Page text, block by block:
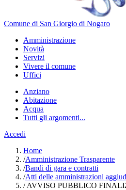
Comune di San Giorgio di Nogaro
Amministrazione
Novità
Servizi
Vivere il comune
Uffici
Anziano
Abitazione
Acqua
Tutti gli argomenti...
Accedi
Home
/Amministrazione Trasparente
/Bandi di gara e contratti
/Atti delle amministrazioni
/AVVISO PUBBLICO